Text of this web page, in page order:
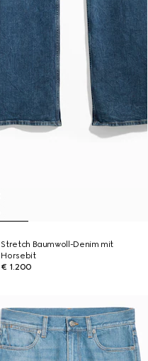
Stretch Baumwoll-Denim mit
Horsebit
€ 1.200